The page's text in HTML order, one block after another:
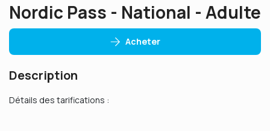
Nordic Pass - National - Adulte
Acheter
Description
Détails des tarifications :